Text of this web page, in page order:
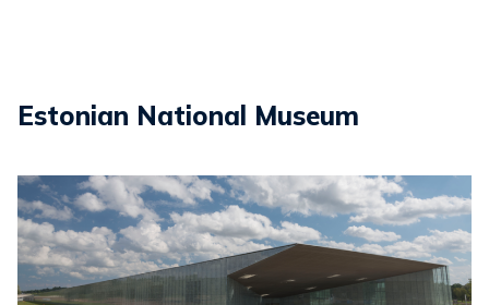
Estonian National Museum